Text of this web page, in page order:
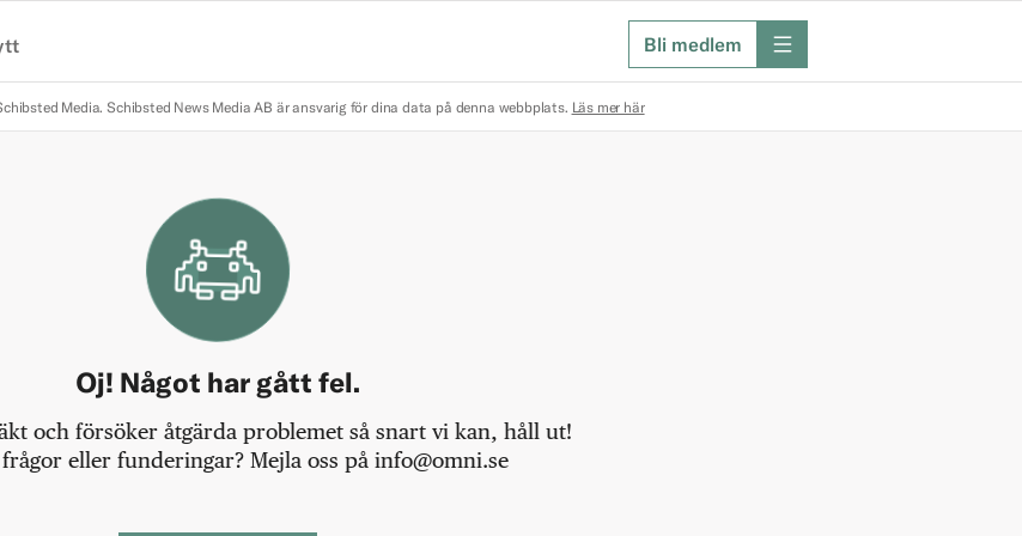
Bli medlem meny
Media. Schibsted News Media AB är ansvarig för dina data på denna webbplats. Läs mer här
Oj! Något har gått fel.
och försöker åtgärda problemet så snart vi kan, håll ut!
eller funderingar? Mejla oss på info@omni.se